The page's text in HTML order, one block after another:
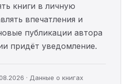
книги в личную
впечатления и
публикации автора
придёт уведомление.
· Данные о книгах